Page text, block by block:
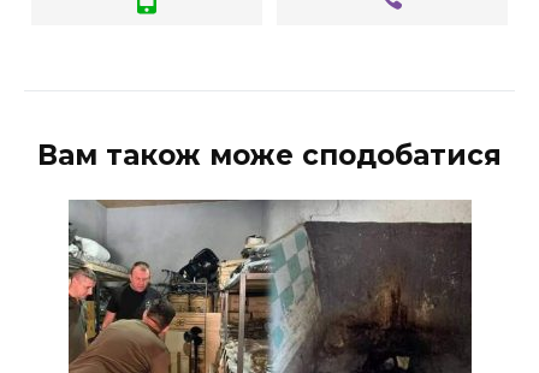
Вам також може сподобатися